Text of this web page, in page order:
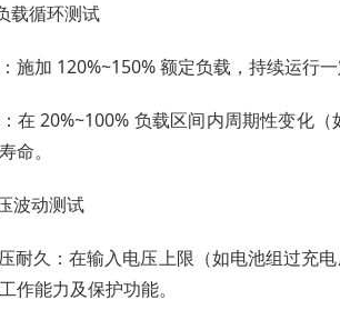
载循环测试
施加 120%~150% 额定负载，持续运行
在 20%~100% 负载区间内周期性变化
命。
波动测试
耐久：在输入电压上限（如电池组过充
作能力及保护功能。